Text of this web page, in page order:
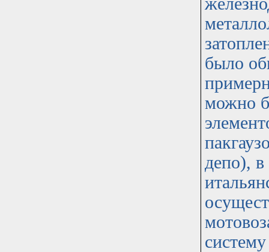
было
можно
депо), в